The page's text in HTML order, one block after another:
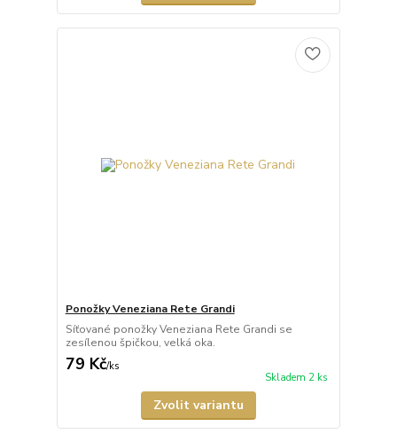
Ponožky Veneziana Rete Grandi
Síťované ponožky Veneziana Rete Grandi se
zesílenou špičkou, velká oka.
79 Kč/ks
Skladem 2 ks
Zvolit variantu